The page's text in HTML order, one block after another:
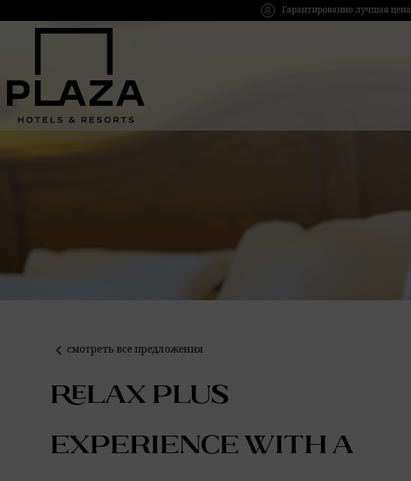
Гарантированно лучшая цена
смотреть все предложения
Relax Plus
Experience with a